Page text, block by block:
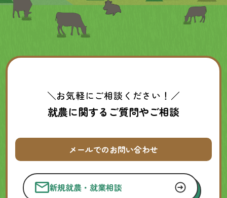
＼お気軽にご相談ください！／
就農に関するご質問やご相談
メールでのお問い合わせ
新規就農・就業相談